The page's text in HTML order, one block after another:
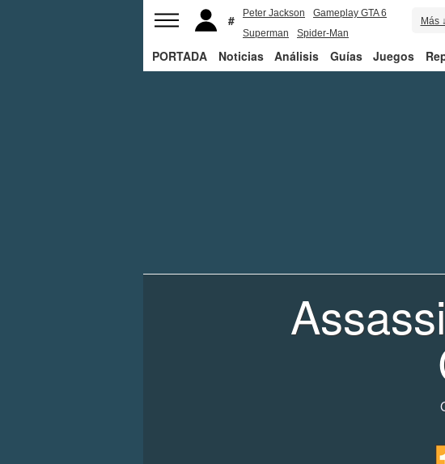
Peter Jackson
Gameplay GTA 6
Superman
Spider-Man
Más ↓
PORTADA Noticias Análisis Guías Juegos